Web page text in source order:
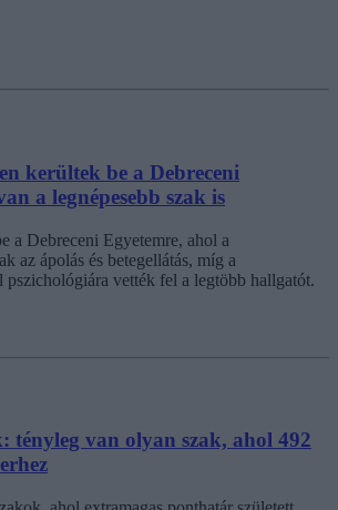
kerültek be a Debreceni
a legnépesebb szak is
a Debreceni Egyetemre, ahol a
az ápolás és betegellátás, míg a
pszichológiára vették fel a legtöbb hallgatót.
tényleg van olyan szak, ahol 492